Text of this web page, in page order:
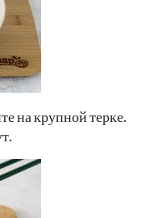
на крупной терке.